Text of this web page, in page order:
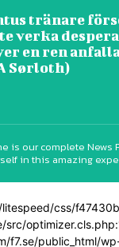
tränare
verka
en ren
Sørloth)
is our complete News
in this amazing
css/
f7.se/public_html/